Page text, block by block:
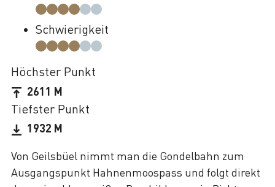
Von Geilsbüel nimmt man die Gondelbahn zum
Ausgangspunkt Hahnenmoospass und folgt direkt
Schwierigkeit
Höchster Punkt
2611 M
Tiefster Punkt
1932 M